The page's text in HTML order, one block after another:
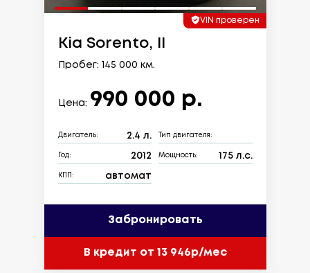
VIN проверен
Kia Sorento, II
Пробег: 145 000 км.
Цена: 990 000 р.
Двигатель: 2.4 л. Тип двигателя:
Год: 2012 Мощность: 175 л.с.
КПП: автомат
Забронировать
В кредит от 13 946р/мес